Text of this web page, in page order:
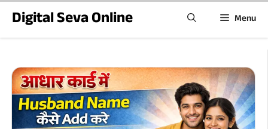
content
Digital Seva Online Menu